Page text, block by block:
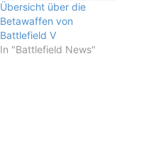
Übersicht über die
Betawaffen von
Battlefield V
In "Battlefield News"